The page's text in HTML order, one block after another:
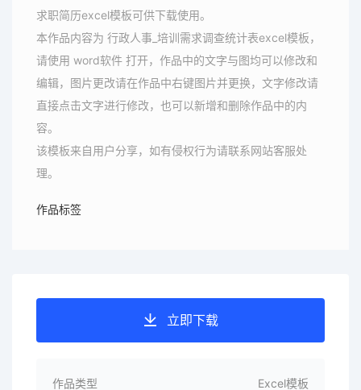
求职简历excel模板可供下载使用。
本作品内容为 行政人事_培训需求调查统计表excel模板，
请使用 word软件 打开，作品中的文字与图均可以修改和
编辑，图片更改请在作品中右键图片并更换，文字修改请
直接点击文字进行修改，也可以新增和删除作品中的内
容。
该模板来自用户分享，如有侵权行为请联系网站客服处
理。
作品标签
立即下载
作品类型 Excel模板